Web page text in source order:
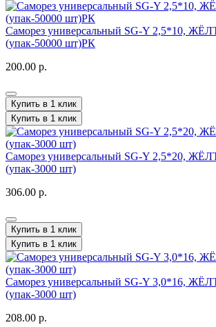
Саморез универсальный SG-Y 2,5*10,
(упак-50000 шт)РК
200.00 р.
Купить в 1 клик
Купить в 1 клик
Саморез универсальный SG-Y 2,5*20,
(упак-3000 шт)
306.00 р.
Купить в 1 клик
Купить в 1 клик
Саморез универсальный SG-Y 3,0*16,
(упак-3000 шт)
208.00 р.